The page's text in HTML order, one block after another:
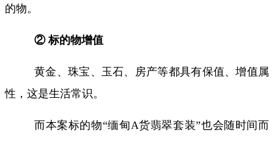
的物。
② 标的物增值
黄金、珠宝、玉石、房产等都具有保值、增值属
性，这是生活常识。
而本案标的物“缅甸A货翡翠套装”也会随时间而